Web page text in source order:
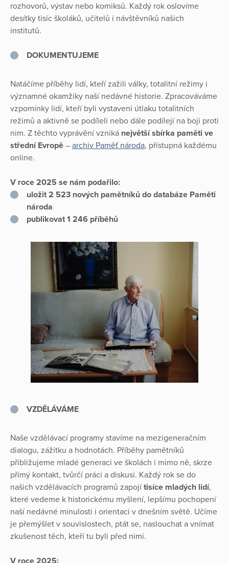
rozhovorů, výstav nebo komiksů. Každý rok oslovíme
desítky tisíc školáků, učitelů i návštěvníků našich
institutů.
DOKUMENTUJEME
Natáčíme příběhy lidí, kteří zažili války, totalitní režimy i
významné okamžiky naší nedávné historie. Zpracováváme
vzpomínky lidí, kteří byli vystaveni útlaku totalitních
režimů a aktivně se podíleli nebo dále podílejí na boji proti
nim. Z těchto vyprávění vzniká největší sbírka paměti ve
střední Evropě – archiv Paměť národa, přístupná každému
online.
V roce 2025 se nám podařilo:
uložit 2 523 nových pamětníků do databáze Paměti
národa
publikovat 1 246 příběhů
VZDĚLÁVÁME
Naše vzdělávací programy stavíme na mezigeneračním
dialogu, zážitku a hodnotách. Příběhy pamětníků
přibližujeme mladé generaci ve školách i mimo ně, skrze
přímý kontakt, tvůrčí práci a diskusi. Každý rok se do
našich vzdělávacích programů zapojítisíce mladých lidí,
které vedeme k historickému myšlení, lepšímu pochopení
naší nedávné minulosti i orientaci v dnešním světě. Učíme
je přemýšlet v souvislostech, ptát se, naslouchat a vnímat
zkušenost těch, kteří tu byli před nimi.